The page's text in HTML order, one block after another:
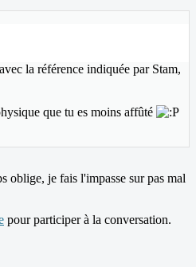
la référence indiquée par Stam,
que tu es moins affûté
oblige, je fais l'impasse sur pas mal
pour participer à la conversation.